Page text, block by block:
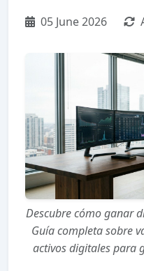
05 June 2026
Descubre cómo ganar
Guía completa sobre
activos digitales para